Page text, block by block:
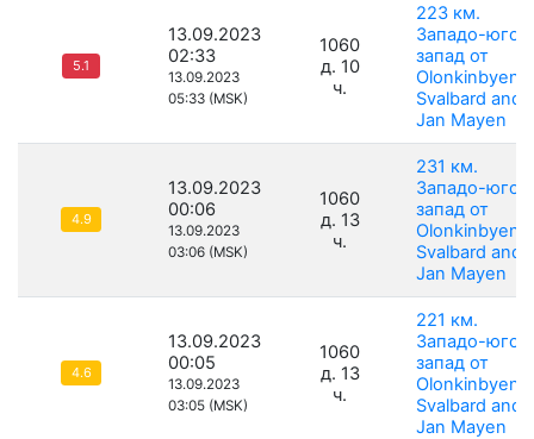
5.1
13.09.2023
02:33
13.09.2023
05:33 (MSK)
1060
д. 10
ч.
223 км.
Западо-юго-
запад от
Olonkinbyen,
Svalbard and
Jan Mayen
4.9
13.09.2023
00:06
13.09.2023
03:06 (MSK)
1060
д. 13
ч.
231 км.
Западо-юго-
запад от
Olonkinbyen,
Svalbard and
Jan Mayen
4.6
13.09.2023
00:05
13.09.2023
03:05 (MSK)
1060
д. 13
ч.
221 км.
Западо-юго-
запад от
Olonkinbyen,
Svalbard and
Jan Mayen